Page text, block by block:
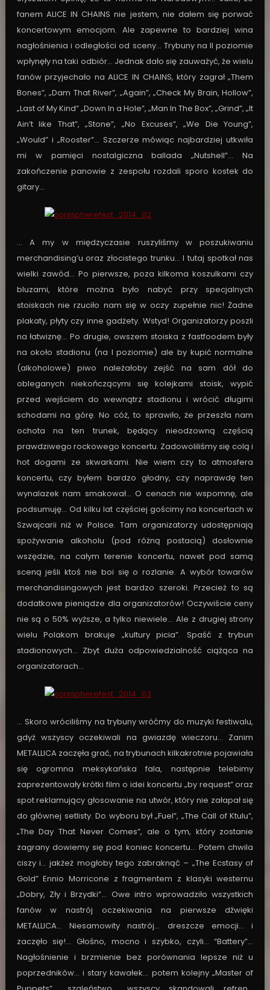
fanem ALICE IN CHAINS nie jestem, nie dałem się porwać
koncertowym emocjom. Ale zapewne to bardziej wina
nagłośnienia i odległości od sceny… Trybuny na II poziomie
wpłynęły na taki odbiór… Jednak dało się zauważyć, że wielu
fanów przyjechało na ALICE IN CHAINS, który zagrał „Them
Bones”, „Dam That River”, „Again”, „Check My Brain, Hollow”,
„Last of My Kind” „Down In a Hole”, „Man In The Box”, „Grind”, „It
Ain’t like That”, „Stone”, „No Excuses”, „We Die Young”,
„Would” i „Rooster”… Szczerze mówiąc najbardziej utkwiła
mi w pamięci nostalgiczna ballada „Nutshell”… Na
zakończenie panowie z zespołu rozdali sporo kostek do
gitary…
… A my w międzyczasie ruszyliśmy w poszukiwaniu
merchandising’u oraz złocistego trunku… I tutaj spotkał nas
wielki zawód… Po pierwsze, poza kilkoma koszulkami czy
bluzami, które można było nabyć przy specjalnych
stoiskach nie rzuciło nam się w oczy zupełnie nic! Żadne
plakaty, płyty czy inne gadżety. Wstyd! Organizatorzy poszli
na łatwiznę… Po drugie, owszem stoiska z fastfoodem były
na około stadionu (na I poziomie) ale by kupić normalne
(alkoholowe) piwo należałoby zejść na sam dół do
obleganych niekończącymi się kolejkami stoisk, wypić
przed wejściem do wewnątrz stadionu i wrócić długimi
schodami na górę. No cóż, to sprawiło, że przeszła nam
ochota na ten trunek, będący nieodzowną częścią
prawdziwego rockowego koncertu. Zadowoliliśmy się colą i
hot dogami ze skwarkami. Nie wiem czy to atmosfera
koncertu, czy byłem bardzo głodny, czy naprawdę ten
wynalazek nam smakował… O cenach nie wspomnę, ale
podsumuję… Od kilku lat częściej gościmy na koncertach w
Szwajcarii niż w Polsce. Tam organizatorzy udostępniają
spożywanie alkoholu (pod różną postacią) dosłownie
wszędzie, na całym terenie koncertu, nawet pod samą
sceną jeśli ktoś nie boi się o rozlanie. A wybór towarów
merchandisingowych jest bardzo szeroki. Przecież to są
dodatkowe pieniądze dla organizatorów! Oczywiście ceny
nie są o 50% wyższe, a tylko niewiele… Ale z drugiej strony
wielu Polakom brakuje „kultury picia”. Spaść z trybun
stadionowych… Zbyt duża odpowiedzialność ciążąca na
organizatorach…
… Skoro wróciliśmy na trybuny wróćmy do muzyki festiwalu,
gdyż wszyscy oczekiwali na gwiazdę wieczoru… Zanim
METALLICA zaczęła grać, na trybunach kilkakrotnie pojawiała
się ogromna meksykańska fala, następnie telebimy
zaprezentowały krótki film o idei koncertu „by request” oraz
spot reklamujący głosowanie na utwór, który nie załapał się
do głównej setlisty. Do wyboru był „Fuel”, „The Call of Ktulu”,
„The Day That Never Comes”, ale o tym, który zostanie
zagrany dowiemy się pod koniec koncertu… Potem chwila
ciszy i… jakżeż mogłoby tego zabraknąć – „The Ecstasy of
Gold” Ennio Morricone z fragmentem z klasyki westernu
„Dobry, Zły i Brzydki”… Owe intro wprowadziło wszystkich
fanów w nastrój oczekiwania na pierwsze dźwięki
METALLICA… Niesamowity nastrój… dreszcze emocji… i
zaczęło się!… Głośno, mocno i szybko, czyli… “Battery”…
Nagłośnienie i brzmienie bez porównania lepsze niż u
poprzedników… i stary kawałek… potem kolejny „Master of